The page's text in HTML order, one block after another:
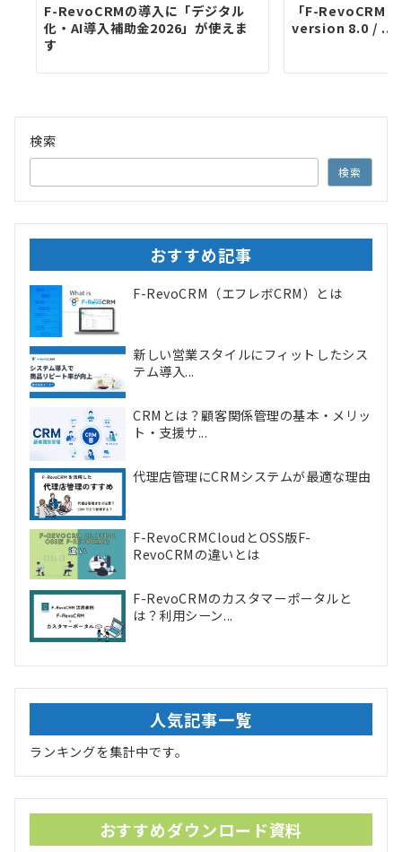
F-RevoCRMの導入に「デジタル
化・AI導入補助金2026」が使えま
す
「F-RevoCRM
version 8.0 / ...
検索
検索
おすすめ記事
F-RevoCRM（エフレボCRM）とは
新しい営業スタイルにフィットしたシス
テム導入...
CRMとは？顧客関係管理の基本・メリッ
ト・支援サ...
代理店管理にCRMシステムが最適な理由
F-RevoCRMCloudとOSS版F-
RevoCRMの違いとは
F-RevoCRMのカスタマーポータルと
は？利用シーン...
人気記事一覧
ランキングを集計中です。
おすすめダウンロード資料